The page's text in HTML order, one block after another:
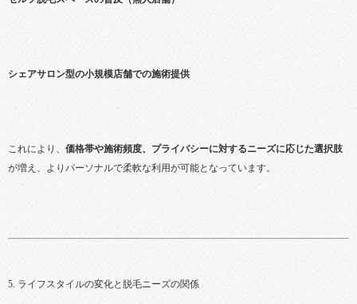
シェアサロン型の小規模店舗での施術提供
これにより、 価格帯や施術頻度、プライバシーに対するニーズに応じた選択肢
が増え、よりパーソナルで柔軟な利用が可能となっています。
5. ライフスタイルの変化と脱毛ニーズの関係